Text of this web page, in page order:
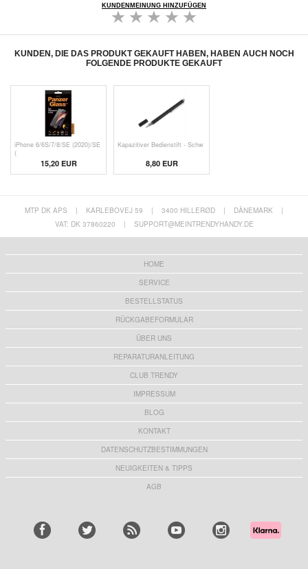
KUNDENMEINUNG HINZUFÜGEN
KUNDEN, DIE DAS PRODUKT GEKAUFT HABEN, HABEN AUCH NOCH
FOLGENDE PRODUKTE GEKAUFT
iPhone 6/6S/7/8/SE (2020)/SE
(
15,20 EUR
Kapazitiver Bedienstift - Schw
8,80 EUR
MTP DK APS | KARLEBOVEJ 59 | 3400 HILLERØD | DÄNEMARK
|
VAT: DK 37860220
| SUPPORT@MEINTRENDYHANDY.DE
HOME
SERVICE
BESTELLSTATUS
RÜCKGABEFORMULAR
ÜBER UNS
REPARATURANLEITUNG
CLUB TRENDY
IMPRESSUM
BLOG
KONTAKT
DATENSCHUTZBESTIMMUNGEN
NEUIGKEITEN & TIPPS
AGB